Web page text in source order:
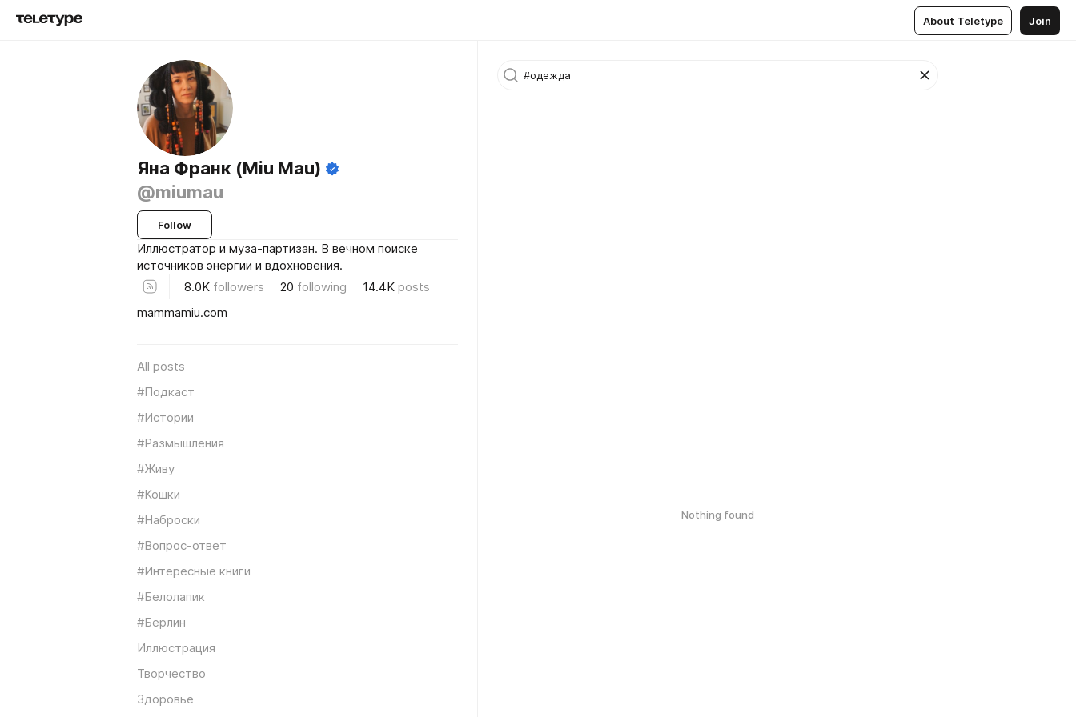
About Teletype Join
Яна Франк (Miu Mau)
@miumau
Follow
Иллюстратор и муза-партизан. В вечном поиске
источников энергии и вдохновения.
8.0K followers 20 following 14.4K posts
mammamiu.com
All posts
#Подкаст
#Истории
#Размышления
#Живу
#Кошки
#Наброски
#Вопрос-ответ
#Интересные книги
#Белолапик
#Берлин
Иллюстрация
Творчество
Здоровье
Nothing found